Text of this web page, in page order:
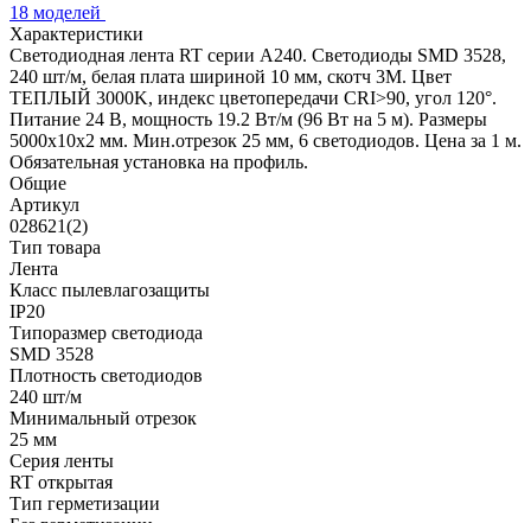
18 моделей
Характеристики
Светодиодная лента RT серии A240. Светодиоды SMD 3528,
240 шт/м, белая плата шириной 10 мм, скотч 3M. Цвет
ТЕПЛЫЙ 3000K, индекс цветопередачи CRI>90, угол 120°.
Питание 24 В, мощность 19.2 Вт/м (96 Вт на 5 м). Размеры
5000x10x2 мм. Мин.отрезок 25 мм, 6 светодиодов. Цена за 1 м.
Обязательная установка на профиль.
Общие
Артикул
028621(2)
Тип товара
Лента
Класс пылевлагозащиты
IP20
Типоразмер светодиода
SMD 3528
Плотность светодиодов
240 шт/м
Минимальный отрезок
25 мм
Серия ленты
RT открытая
Тип герметизации